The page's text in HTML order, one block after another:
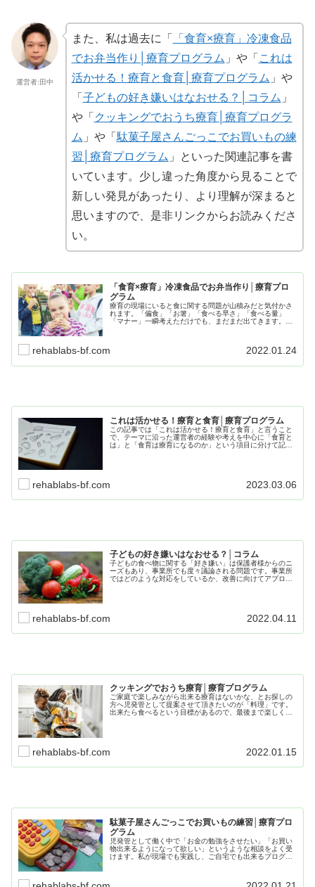
運営者:田中
また、私は過去に「
「食育×療育」冷凍食品
でお弁当作り│療育プログラム 」や「 これは
活かせる！療育と食育│療育プログラム 」や
「 子どもの好き嫌いはなおせる？│コラム 」
や「 クッキングでおうち療育│療育プログラ
ム 」や「駄菓子屋さんごっこでお買いもの練
習│療育プログラム 」といった関連記事を書
いています。少し違った角度から見ることで
新しい発見があったり、より理解が深まると
思いますので、是非リンクからお読みくださ
い。
「食育×療育」冷凍食品でお弁当作り│療育プロ
グラム
療育の現場にいると食に関する問題が山積みだと気付かさ
れます。「偏食」「お箸」「食べる早さ」「食べる量」
「マナー」一瞬考えただけでも、まだまだ出てきます。ポ
rehablabs-bf.com 2022.01.24
これは活かせる！療育と食育│療育プログラム
この記事では「これは活かせる！療育と食育」と言うこと
で、テーマに沿った運営者の経験や考えを中心に「食育と
は」と「食育は療育になるのか」という項目に分けて記事
rehablabs-bf.com 2023.03.06
子どもの好き嫌いはなおせる？│コラム
子どもの食べ物に関する「好き嫌い」は保護者様からのニ
ーズもあり、事業所でも度々議論される問題です。事業所
ではどのような対応をしているか、改善に向けてアプロー
rehablabs-bf.com 2022.04.11
クッキングでおうち療育│療育プログラム
ご家庭で楽しみながら出来る療育はないかな、とお探しの
方へ児発管として提案させて頂きたいのが「料理」です。
出来たら食べるという目標があるので、最後まで楽しく取
rehablabs-bf.com 2022.01.15
駄菓子屋さんごっこでお買いもの練習│療育プロ
グラム
児発管として働く中で「お金の勉強をさせたい」「お買い
物出来るようになって欲しい」というような相談をよく受
けます。私が現場でも実践し、ご自宅でも出来るプログラ